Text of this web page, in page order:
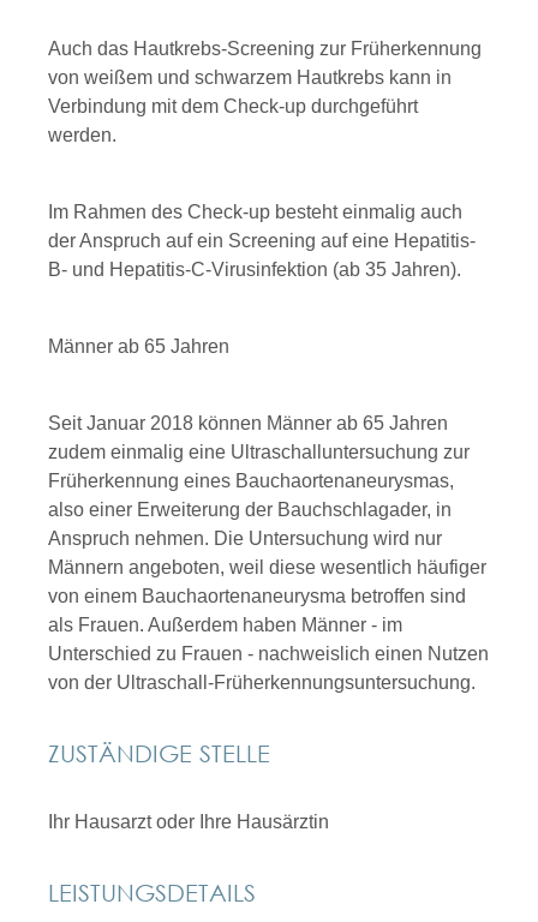
Auch das Hautkrebs-Screening zur Früherkennung
von weißem und schwarzem Hautkrebs kann in
Verbindung mit dem Check-up durchgeführt
werden.
Im Rahmen des Check-up besteht einmalig auch
der Anspruch auf ein Screening auf eine Hepatitis-
B- und Hepatitis-C-Virusinfektion (ab 35 Jahren).
Männer ab 65 Jahren
Seit Januar 2018 können Männer ab 65 Jahren
zudem einmalig eine Ultraschalluntersuchung zur
Früherkennung eines Bauchaortenaneurysmas,
also einer Erweiterung der Bauchschlagader, in
Anspruch nehmen. Die Untersuchung wird nur
Männern angeboten, weil diese wesentlich häufiger
von einem Bauchaortenaneurysma betroffen sind
als Frauen. Außerdem haben Männer - im
Unterschied zu Frauen - nachweislich einen Nutzen
von der Ultraschall-Früherkennungsuntersuchung.
ZUSTÄNDIGE STELLE
Ihr Hausarzt oder Ihre Hausärztin
LEISTUNGSDETAILS